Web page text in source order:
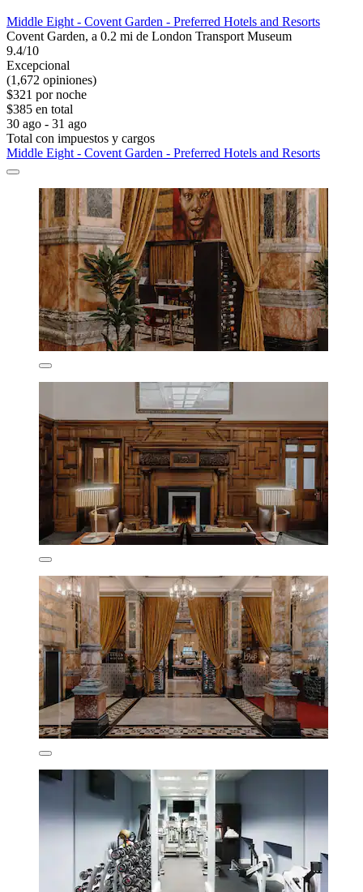
Middle Eight - Covent Garden - Preferred Hotels and Resorts
Covent Garden, a 0.2 mi de London Transport Museum
9.4/10
Excepcional
(1,672 opiniones)
$321 por noche
$385 en total
30 ago - 31 ago
Total con impuestos y cargos
Middle Eight - Covent Garden - Preferred Hotels and Resorts